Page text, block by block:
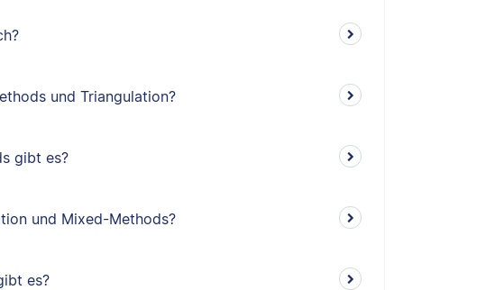
und Triangulation?
gibt es?
und Mixed-Methods?
es?